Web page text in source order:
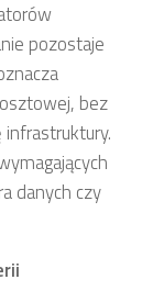
pozostaje
bez
danych czy